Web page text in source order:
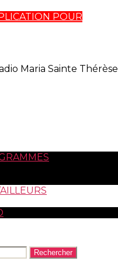
POUR
Maria Sainte Thérèse